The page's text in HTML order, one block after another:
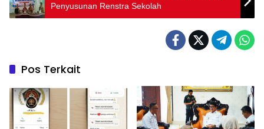
Penyusunan Renstra Sekolah
Pos Terkait